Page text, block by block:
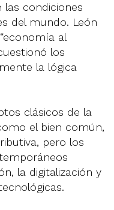
las condiciones
del mundo. León
al
los
la lógica
clásicos de la
el bien común,
pero los
la digitalización y